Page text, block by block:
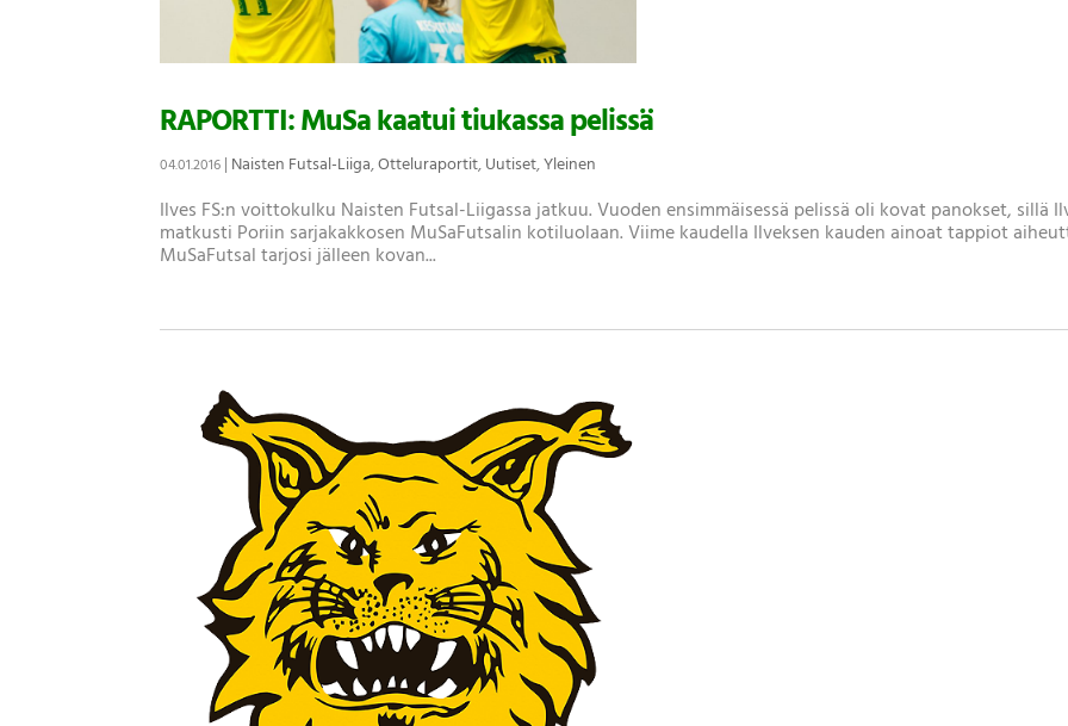
RAPORTTI: MuSa kaatui tiukassa pelissä
04.01.2016 | Naisten Futsal-Liiga,Otteluraportit,Uutiset,Yleinen
Ilves FS:n voittokulku Naisten Futsal-Liigassa jatkuu. Vuoden ensimmäisessä pelissä oli kovat panokset, sillä
matkusti Poriin sarjakakkosen MuSaFutsalin kotiluolaan. Viime kaudella Ilveksen kauden ainoat tappiot
MuSaFutsal tarjosi jälleen kovan...